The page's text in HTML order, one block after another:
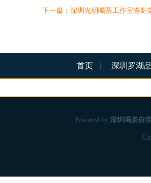
下一篇： 深圳光明喝茶工作室查封
首页 深圳罗湖
Powered by 深圳喝茶自